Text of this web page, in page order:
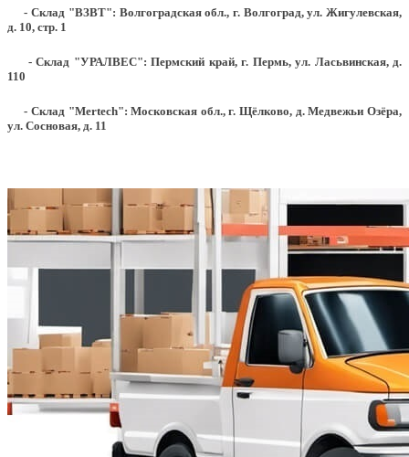
- Склад "ВЗВТ": Волгоградская обл., г. Волгоград, ул. Жигулевская,
д. 10, стр. 1
- Склад "УРАЛВЕС": Пермский край, г. Пермь, ул. Ласьвинская, д.
110
- Склад "Mertech": Московская обл., г. Щёлково, д. Медвежьи Озёра,
ул. Сосновая, д. 11